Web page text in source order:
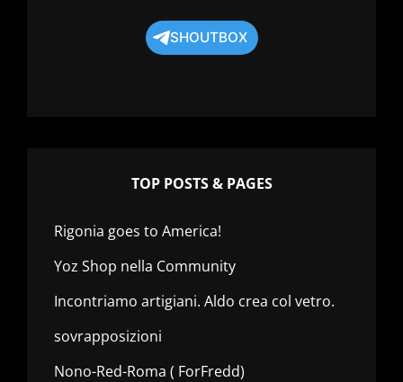
SHOUTBOX
TOP POSTS & PAGES
Rigonia goes to America!
Yoz Shop nella Community
Incontriamo artigiani. Aldo crea col vetro.
sovrapposizioni
Nono-Red-Roma ( ForFredd)